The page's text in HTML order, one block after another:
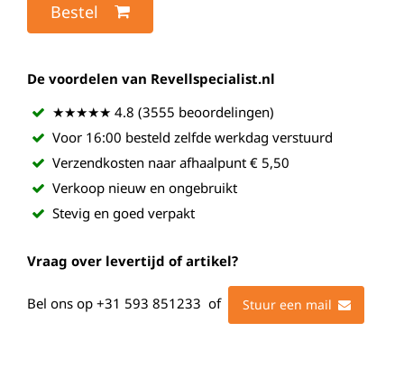
Bestel
De voordelen van Revellspecialist.nl
★★★★★ 4.8 (3555 beoordelingen)
Voor 16:00 besteld zelfde werkdag verstuurd
Verzendkosten naar afhaalpunt € 5,50
Verkoop nieuw en ongebruikt
Stevig en goed verpakt
Vraag over levertijd of artikel?
Bel ons op +31 593 851233 of Stuur een mail